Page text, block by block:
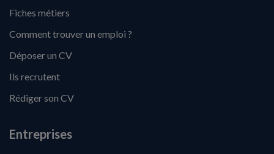
Fiches métiers
Comment trouver un emploi ?
Déposer un CV
Ils recrutent
Rédiger son CV
Entreprises